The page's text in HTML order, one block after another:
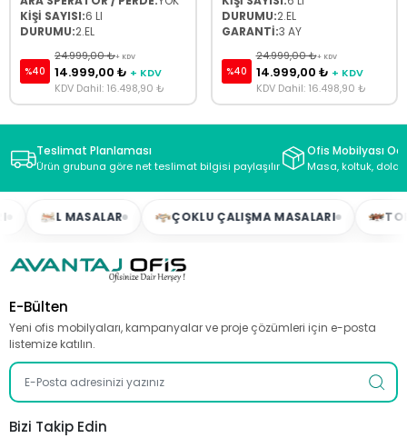
KİŞİ SAYISI:6 LI
DURUMU:2.EL
%40
24.999,00 ₺+ KDV
14.999,00 ₺ + KDV
KDV Dahil: 16.498,90 ₺
DURUMU:2.EL
GARANTİ:3 AY
%40
24.999,00 ₺+ KDV
14.999,00 ₺ + KDV
KDV Dahil: 16.498,90 ₺
Teslimat Planlaması
Ürün grubuna göre net teslimat bilgisi paylaşılır
Ofis Mobilyası
Masa, koltuk,
L MASALAR ÇOKLU ÇALIŞMA MASALARI
E-Bülten
Yeni ofis mobilyaları, kampanyalar ve proje çözümleri için e-posta
listemize katılın.
Bizi Takip Edin